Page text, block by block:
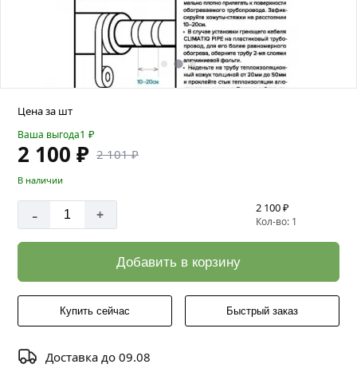
Цена за шт
Ваша выгода1 ₽
2 100 ₽ 2 101 ₽
В наличии
- + 2 100 ₽
Кол-во: 1
Добавить в корзину
Купить сейчас Быстрый заказ
Доставка до 09.08